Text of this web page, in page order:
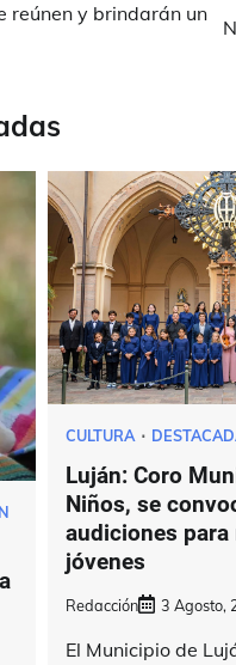
reúnen y brindarán un
CULTURA
Luján: Coro
Niños, se
audiciones
jóvenes
Redacción 3 Agosto,
El Municipio de